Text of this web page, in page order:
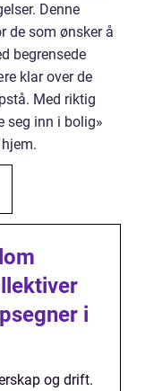
Denne
de som ønsker å
begrensede
klar over de
Med riktig
seg inn i bolig»
i
og drift.